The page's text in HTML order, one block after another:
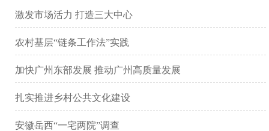
激发市场活力 打造三大中心
农村基层“链条工作法”实践
加快广州东部发展 推动广州高质量发展
扎实推进乡村公共文化建设
安徽岳西“一宅两院”调查